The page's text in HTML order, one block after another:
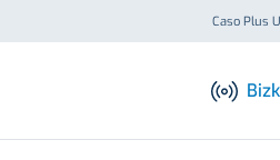
Caso Plus